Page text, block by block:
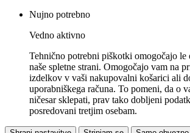
Nujno potrebno
Vedno aktivno
Tehnično potrebni piškotki omogočajo le
naše spletne strani. Omogočajo vam na
izdelkov v vaši nakupovalni košarici ali
uporabniškega računa. To pomeni, da o
ničesar sklepati, prav tako dobljeni
posredovani tretjim osebam.